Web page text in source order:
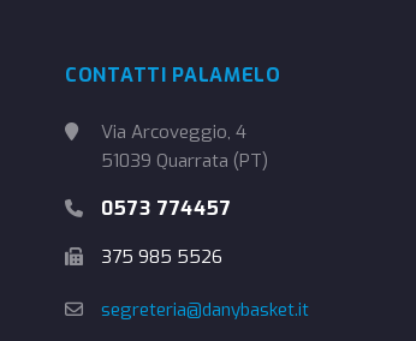
CONTATTI PALAMELO
Via Arcoveggio, 4
51039 Quarrata (PT)
0573 774457
375 985 5526
segreteria@danybasket.it